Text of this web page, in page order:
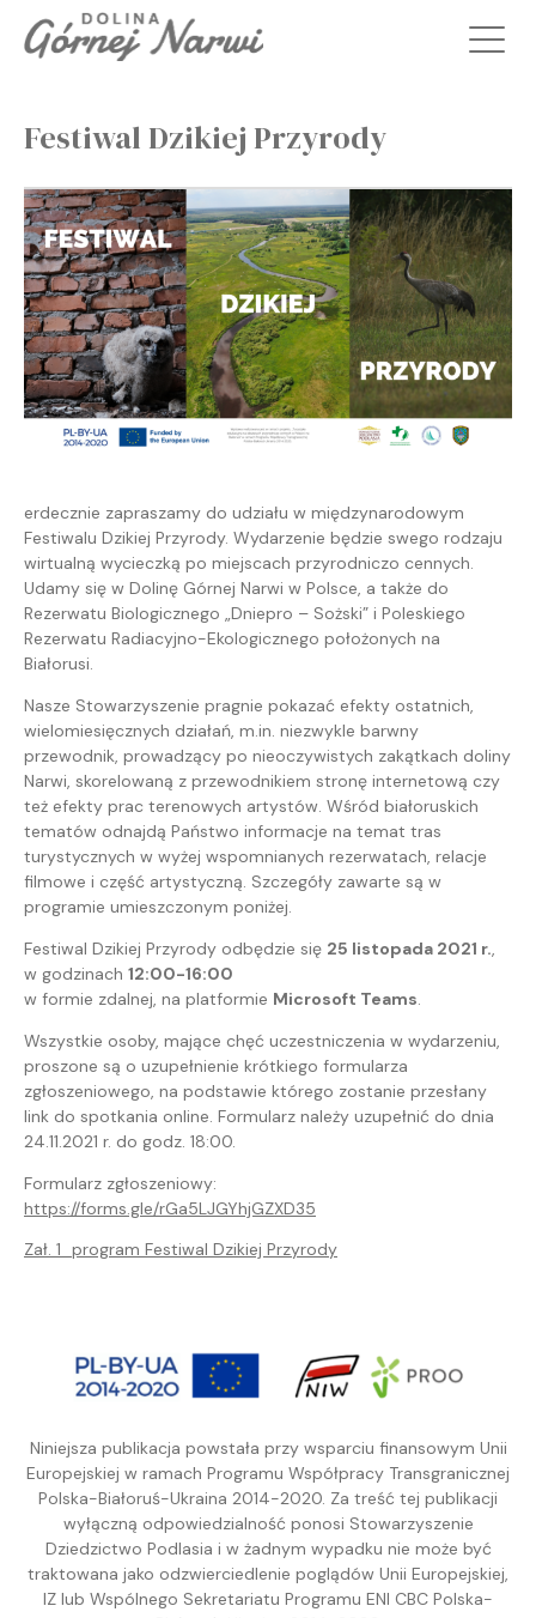
Festiwal Dzikiej Przyrody
erdecznie zapraszamy do udziału w międzynarodowym
Festiwalu Dzikiej Przyrody. Wydarzenie będzie swego rodzaju
wirtualną wycieczką po miejscach przyrodniczo cennych.
Udamy się w Dolinę Górnej Narwi w Polsce, a także do
Rezerwatu Biologicznego „Dniepro – Sożski” i Poleskiego
Rezerwatu Radiacyjno-Ekologicznego położonych na
Białorusi.
Nasze Stowarzyszenie pragnie pokazać efekty ostatnich,
wielomiesięcznych działań, m.in. niezwykle barwny
przewodnik, prowadzący po nieoczywistych zakątkach doliny
Narwi, skorelowaną z przewodnikiem stronę internetową czy
też efekty prac terenowych artystów. Wśród białoruskich
tematów odnajdą Państwo informacje na temat tras
turystycznych w wyżej wspomnianych rezerwatach, relacje
filmowe i część artystyczną. Szczegóły zawarte są w
programie umieszczonym poniżej.
Festiwal Dzikiej Przyrody odbędzie się 25 listopada 2021 r.,
w godzinach 12:00-16:00
w formie zdalnej, na platformie Microsoft Teams.
Wszystkie osoby, mające chęć uczestniczenia w wydarzeniu,
proszone są o uzupełnienie krótkiego formularza
zgłoszeniowego, na podstawie którego zostanie przesłany
link do spotkania online. Formularz należy uzupełnić do dnia
24.11.2021 r. do godz. 18:00.
Formularz zgłoszeniowy:
https://forms.gle/rGa5LJGYhjGZXD35
Zał. 1_program Festiwal Dzikiej Przyrody
Niniejsza publikacja powstała przy wsparciu finansowym Unii
Europejskiej w ramach Programu Współpracy Transgranicznej
Polska-Białoruś-Ukraina 2014-2020. Za treść tej publikacji
wyłączną odpowiedzialność ponosi Stowarzyszenie
Dziedzictwo Podlasia i w żadnym wypadku nie może być
traktowana jako odzwierciedlenie poglądów Unii Europejskiej,
IZ lub Wspólnego Sekretariatu Programu ENI CBC Polska-